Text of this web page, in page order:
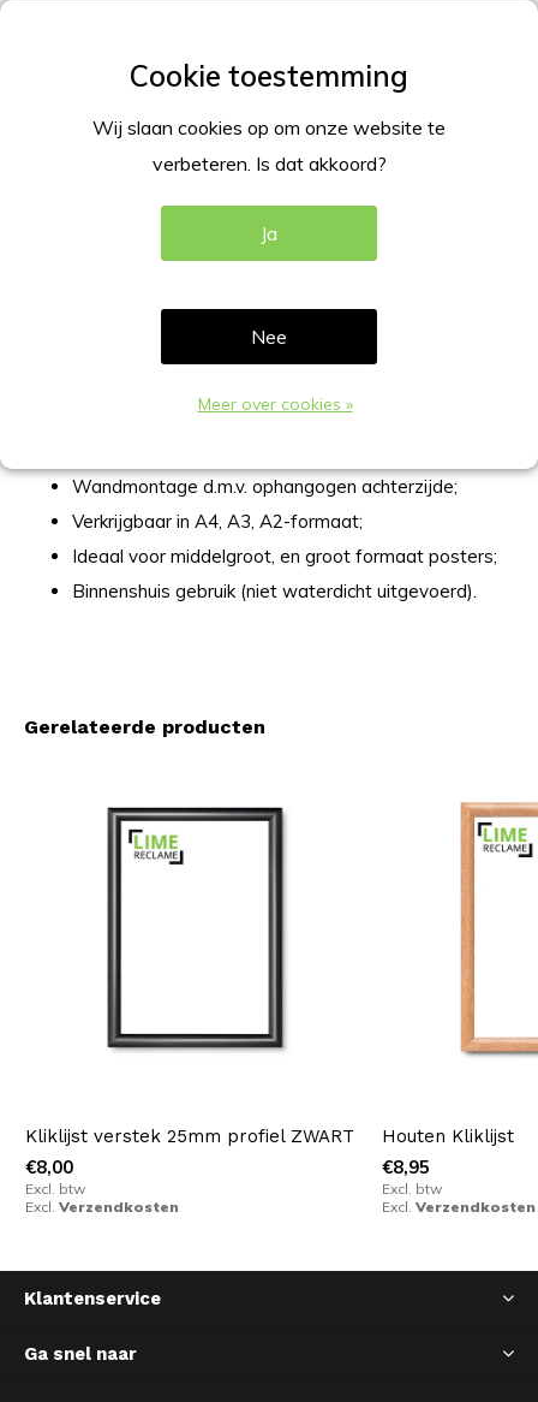
Kliklijst in de kleur blauw met een mooi elegante
afgewerkte rand, in verstek hoeken.
Aluminium in blauw gepoedercoat;
Verlies van de zichtmaat (10mm per zijde);
Polystyreen achterwand;
Wandmontage d.m.v. ophangogen achterzijde;
Verkrijgbaar in A4, A3, A2-formaat;
Ideaal voor middelgroot, en groot formaat posters;
Binnenshuis gebruik (niet waterdicht uitgevoerd).
Gerelateerde producten
Kliklijst verstek 25mm profiel ZWART
€8,00
Excl. btw
Excl. Verzendkosten
Houten Kliklijst
€8,95
Excl. btw
Excl. Verzendkosten
Klantenservice
Ga snel naar
Wij slaan cookies op om onze website te
verbeteren. Is dat akkoord?
Ja
Nee
Meer over cookies »